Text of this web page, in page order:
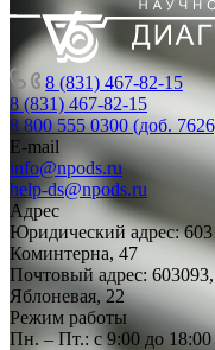
8 (831) 467-82-15
8 (831) 467-82-15
8 800 555 0300 (доб.
E-mail
info@npods.ru
help-ds@npods.ru
Адрес
Юридический адрес:
Коминтерна, 47
Почтовый адрес:
Яблоневая, 22
Режим работы
Пн. – Пт.: с 9:00 до 18:00